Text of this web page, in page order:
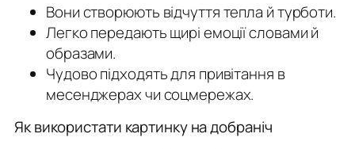
Вони створюють відчуття тепла й турботи.
Легко передають щирі емоції словами й
образами.
Чудово підходять для привітання в
месенджерах чи соцмережах.
Як використати картинку на добраніч